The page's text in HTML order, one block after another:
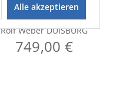
Holzbett
Rolf Weber DUISBURG
749,00 €
Alle akzeptieren